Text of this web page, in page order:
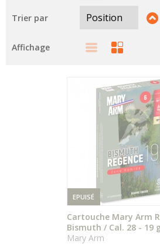
Trier par
Affichage
EPUISÉ
Cartouche Mary Arm
Bismuth / Cal. 28 - 19
Mary Arm